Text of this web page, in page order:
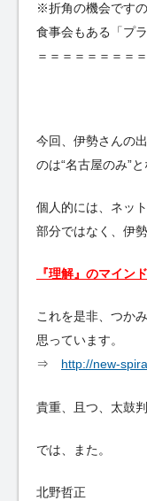
※折角の機会です
食事会もある「プ
＝＝＝＝＝＝＝＝
今回、伊勢さんの
のは“名古屋のみ”と
個人的には、ネッ
部分ではなく、伊
『理解』のマインド
これを是非、つか
思っています。
⇒ http://new-
貴重、且つ、太鼓
では、また。
北野哲正